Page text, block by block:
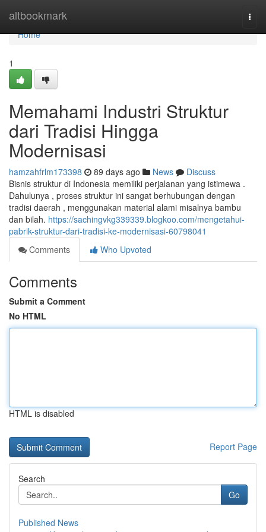
altbookmark
Home
Home
1
Memahami Industri Struktur
dari Tradisi Hingga
Modernisasi
hamzahfrlm173398 89 days ago News
Discuss
Bisnis struktur di Indonesia memiliki perjalanan yang istimewa .
Dahulunya , proses struktur ini sangat berhubungan dengan
tradisi daerah , menggunakan material alami misalnya bambu
dan bilah. https://sachingvkg339339.blogkoo.com/mengetahui-
pabrik-struktur-dari-tradisi-ke-modernisasi-60798041
Comments
Who Upvoted
Comments
Submit a Comment
No HTML
HTML is disabled
Report Page
Search
Go
Published News